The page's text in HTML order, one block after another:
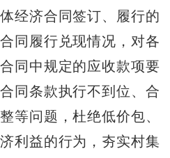
经济合同签订、履行的
同履行兑现情况，对各
同中规定的应收款项要
同条款执行不到位、合
等问题，杜绝低价包、
利益的行为，夯实村集